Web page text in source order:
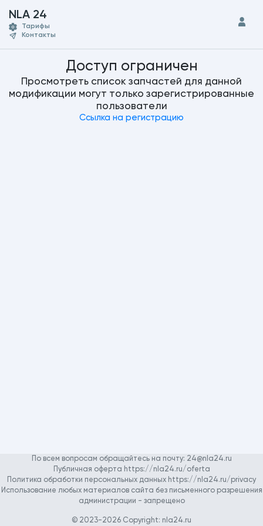
NLA 24
Тарифы
Контакты
Доступ ограничен
Просмотреть список запчастей для данной
модификации могут только зарегистрированные
пользователи
Ссылка на регистрацию
По всем вопросам обращайтесь на почту: 24@nla24.ru
Публичная оферта https://nla24.ru/oferta
Политика обработки персональных данных https://nla24.ru/privacy
Использование любых материалов сайта без письменного разрешения
администрации - запрещено
© 2023-2026 Copyright: nla24.ru